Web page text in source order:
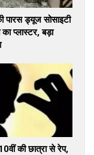
पारस ड्यूज सोसाइटी
प्लास्टर, बड़ा
की छात्रा से रेप,